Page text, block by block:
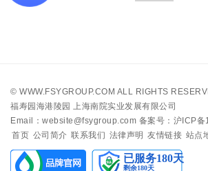
© WWW.FSYGROUP.COM ALL RIGHTS
福寿园海港陵园 上海南院实业发展有限公司
Email：website@fsygroup.com 备案号：沪ICP
首页 公司简介 联系我们 法律声明 友情链接 站点